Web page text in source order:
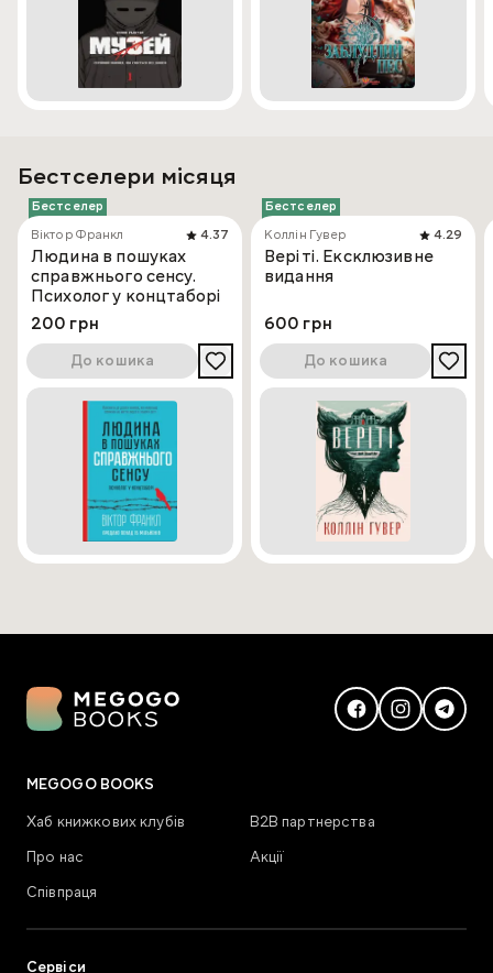
Бестселери місяця
Бестселер
Віктор Франкл
4.37
Людина в пошуках
справжнього сенсу.
Психолог у концтаборі
200 грн
До кошика
Бестселер
Коллін Гувер
4.29
Веріті. Ексклюзивне
видання
600 грн
До кошика
MEGOGO BOOKS
Хаб книжкових клубів
В2В партнерства
Про нас
Акції
Співпраця
Сервіси